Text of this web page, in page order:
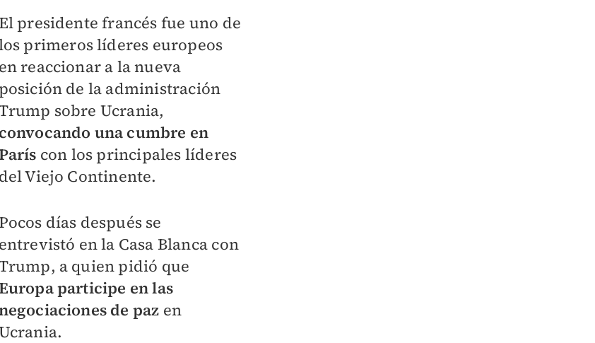
presidente francés fue uno de
primeros líderes europeos
en reaccionar a la nueva
posición de la administración
sobre Ucrania,
convocando una cumbre en
con los principales líderes
del Viejo Continente.
días después se
entrevistó en la Casa Blanca con
a quien pidió que
participe en las
de paz en